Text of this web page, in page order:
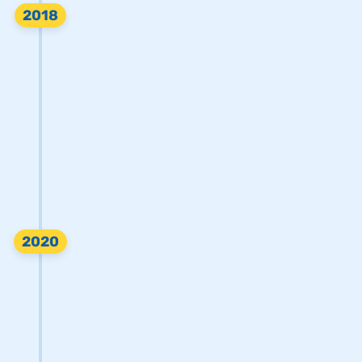
2018
2020